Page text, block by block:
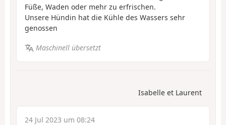
Füße, Waden oder mehr zu erfrischen.
Unsere Hündin hat die Kühle des Wassers sehr
genossen
Maschinell übersetzt
Isabelle et Laurent
24 Jul 2023 um 08:24